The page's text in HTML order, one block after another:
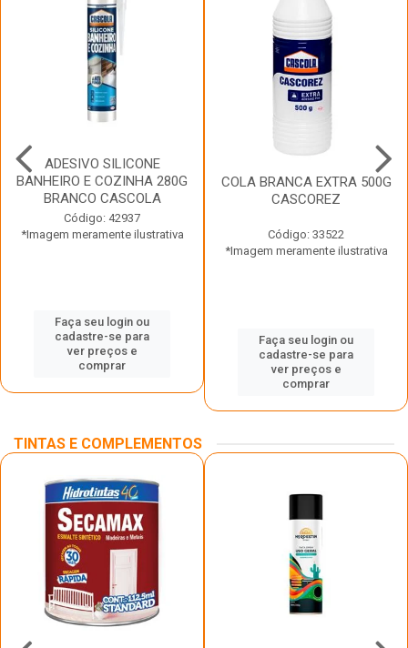
ADESIVO SILICONE
BANHEIRO E COZINHA 280G
BRANCO CASCOLA
Código: 42937
*Imagem meramente ilustrativa
Faça seu login ou
cadastre-se para
ver preços e
comprar
COLA BRANCA EXTRA 500G
CASCOREZ
Código: 33522
*Imagem meramente ilustrativa
Faça seu login ou
cadastre-se para
ver preços e
comprar
TINTAS E COMPLEMENTOS